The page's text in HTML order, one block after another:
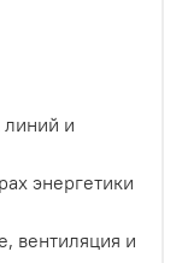
линий и
энергетики
вентиляция и